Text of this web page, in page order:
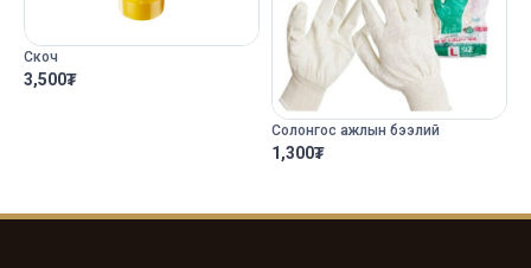
Скоч
3,500₮
Солонгос ажлын бээлий
1,300₮